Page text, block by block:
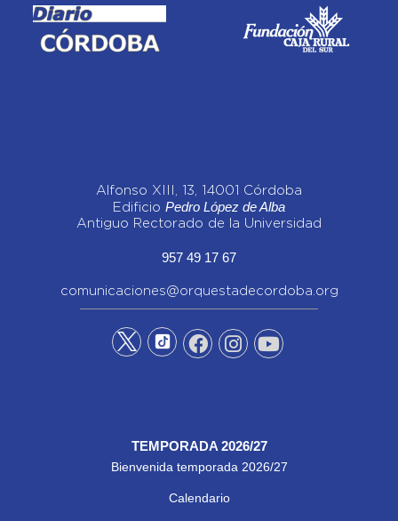
Alfonso XIII, 13, 14001 Córdoba
Edificio Pedro López de Alba
Antiguo Rectorado de la Universidad
957 49 17 67
comunicaciones@orquestadecordoba.org
TEMPORADA 2026/27
Bienvenida temporada 2026/27
Calendario